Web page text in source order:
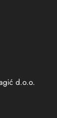
d.o.o.